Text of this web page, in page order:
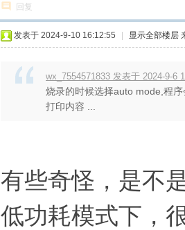
回复
发表于 2024-9-10 16:12:55 显示全部楼层
wx_7554571833 发表于 2024-9-6
烧录的时候选择auto mode,程
打印内容 ...
有些奇怪，是不
低功耗模式下，